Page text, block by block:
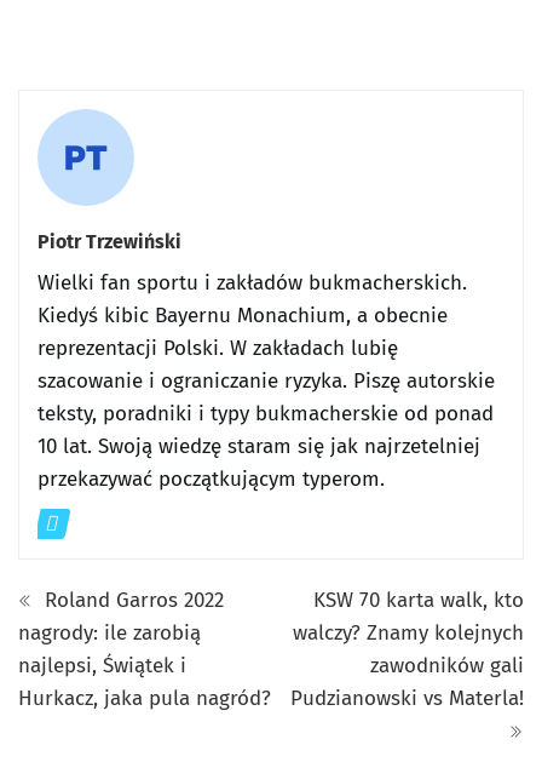
Piotr Trzewiński
Wielki fan sportu i zakładów bukmacherskich.
Kiedyś kibic Bayernu Monachium, a obecnie
reprezentacji Polski. W zakładach lubię
szacowanie i ograniczanie ryzyka. Piszę autorskie
teksty, poradniki i typy bukmacherskie od ponad
10 lat. Swoją wiedzę staram się jak najrzetelniej
przekazywać początkującym typerom.
Roland Garros 2022
nagrody: ile zarobią
najlepsi, Świątek i
Hurkacz, jaka pula nagród?
KSW 70 karta walk, kto
walczy? Znamy kolejnych
zawodników gali
Pudzianowski vs Materla!